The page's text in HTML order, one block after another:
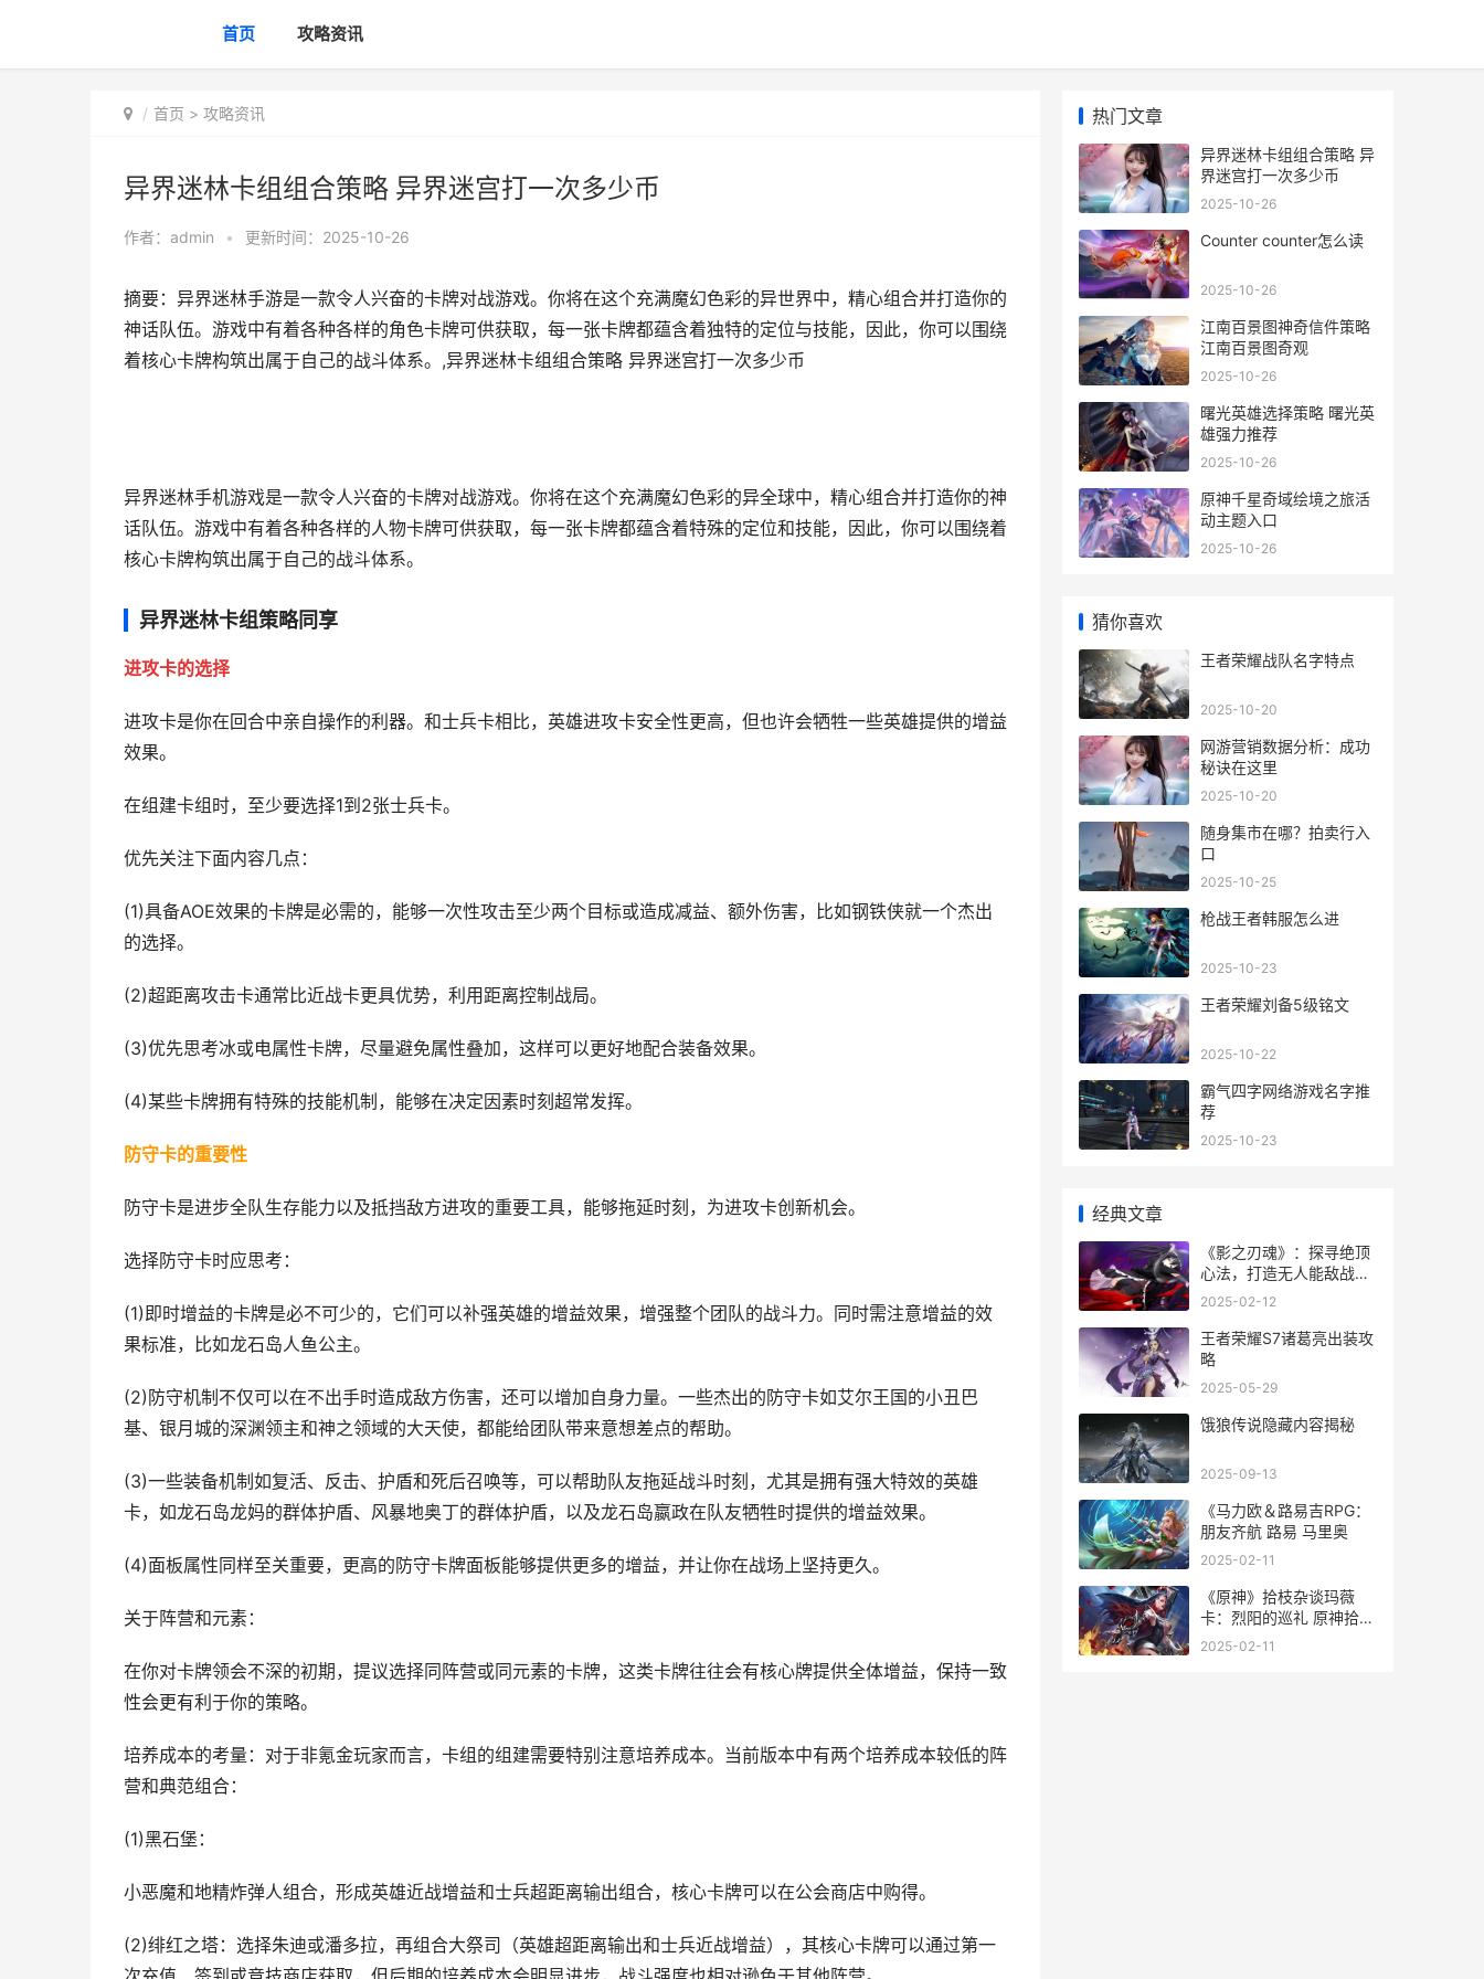
首页 攻略资讯
首页 > 攻略资讯
异界迷林卡组组合策略 异界迷宫打一次多少币
作者： admin • 更新时间：2025-10-26
摘要：异界迷林手游是一款令人兴奋的卡牌对战游戏。你将在这个充满魔幻色彩的异世界中，精心组合并打造你的
神话队伍。游戏中有着各种各样的角色卡牌可供获取，每一张卡牌都蕴含着独特的定位与技能，因此，你可以围绕
着核心卡牌构筑出属于自己的战斗体系。,异界迷林卡组组合策略 异界迷宫打一次多少币
异界迷林手机游戏是一款令人兴奋的卡牌对战游戏。你将在这个充满魔幻色彩的异全球中，精心组合并打造你的神
话队伍。游戏中有着各种各样的人物卡牌可供获取，每一张卡牌都蕴含着特殊的定位和技能，因此，你可以围绕着
核心卡牌构筑出属于自己的战斗体系。
异界迷林卡组策略同享
进攻卡的选择
进攻卡是你在回合中亲自操作的利器。和士兵卡相比，英雄进攻卡安全性更高，但也许会牺牲一些英雄提供的增益
效果。
在组建卡组时，至少要选择1到2张士兵卡。
优先关注下面内容几点：
(1)具备AOE效果的卡牌是必需的，能够一次性攻击至少两个目标或造成减益、额外伤害，比如钢铁侠就一个杰出
的选择。
(2)超距离攻击卡通常比近战卡更具优势，利用距离控制战局。
(3)优先思考冰或电属性卡牌，尽量避免属性叠加，这样可以更好地配合装备效果。
(4)某些卡牌拥有特殊的技能机制，能够在决定因素时刻超常发挥。
防守卡的重要性
防守卡是进步全队生存能力以及抵挡敌方进攻的重要工具，能够拖延时刻，为进攻卡创新机会。
选择防守卡时应思考：
(1)即时增益的卡牌是必不可少的，它们可以补强英雄的增益效果，增强整个团队的战斗力。同时需注意增益的效
果标准，比如龙石岛人鱼公主。
(2)防守机制不仅可以在不出手时造成敌方伤害，还可以增加自身力量。一些杰出的防守卡如艾尔王国的小丑巴
基、银月城的深渊领主和神之领域的大天使，都能给团队带来意想差点的帮助。
(3)一些装备机制如复活、反击、护盾和死后召唤等，可以帮助队友拖延战斗时刻，尤其是拥有强大特效的英雄
卡，如龙石岛龙妈的群体护盾、风暴地奥丁的群体护盾，以及龙石岛嬴政在队友牺牲时提供的增益效果。
(4)面板属性同样至关重要，更高的防守卡牌面板能够提供更多的增益，并让你在战场上坚持更久。
关于阵营和元素：
在你对卡牌领会不深的初期，提议选择同阵营或同元素的卡牌，这类卡牌往往会有核心牌提供全体增益，保持一致
性会更有利于你的策略。
培养成本的考量：对于非氪金玩家而言，卡组的组建需要特别注意培养成本。当前版本中有两个培养成本较低的阵
营和典范组合：
(1)黑石堡：
小恶魔和地精炸弹人组合，形成英雄近战增益和士兵超距离输出组合，核心卡牌可以在公会商店中购得。
(2)绯红之塔：选择朱迪或潘多拉，再组合大祭司（英雄超距离输出和士兵近战增益），其核心卡牌可以通过第一
热门文章
异界迷林卡组组合策略 异
界迷宫打一次多少币
2025-10-26
Counter counter怎么读
2025-10-26
江南百景图神奇信件策略
江南百景图奇观
2025-10-26
曙光英雄选择策略 曙光英
雄强力推荐
2025-10-26
原神千星奇域绘境之旅活
动主题入口
2025-10-26
猜你喜欢
王者荣耀战队名字特点
2025-10-20
网游营销数据分析：成功
秘诀在这里
2025-10-20
随身集市在哪？拍卖行入
口
2025-10-25
枪战王者韩服怎么进
2025-10-23
王者荣耀刘备5级铭文
2025-10-22
霸气四字网络游戏名字推
荐
2025-10-23
经典文章
《影之刃魂》：探寻绝顶
心法，打造无人能敌战斗
之魂！
2025-02-12
王者荣耀S7诸葛亮出装攻
略
2025-05-29
饿狼传说隐藏内容揭秘
2025-09-13
《马力欧＆路易吉RPG：
朋友齐航 路易 马里奥
2025-02-11
《原神》拾枝杂谈玛薇
卡：烈阳的巡礼 原神拾枝
者的三个问题
2025-02-11